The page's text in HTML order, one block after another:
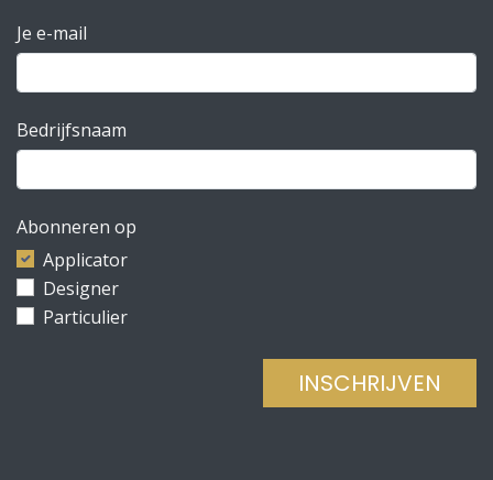
Je e-mail
Bedrijfsnaam
Abonneren op
Applicator
Designer
Particulier
INSCHRIJVEN